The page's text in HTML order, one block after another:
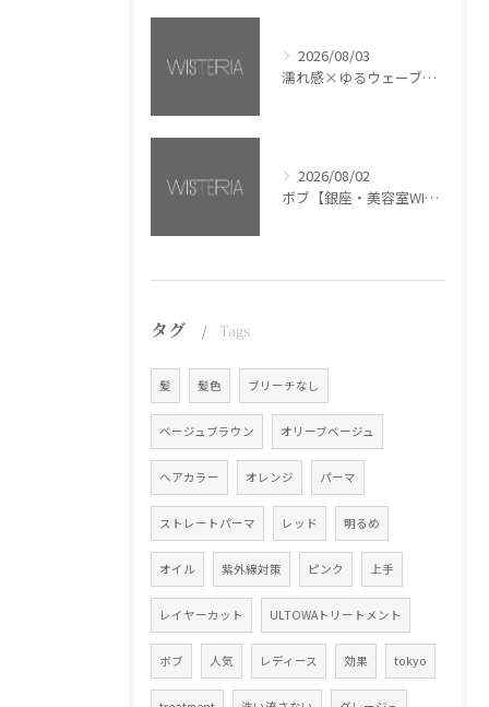
2026/08/03
濡れ感×ゆるウェーブミディアム【銀座・美容室WISTERIA】
2026/08/02
ボブ【銀座・美容室WISTERIA】
タグ Tags
髪 髪色 ブリーチなし
ベージュブラウン オリーブベージュ
ヘアカラー オレンジ パーマ
ストレートパーマ レッド 明るめ
オイル 紫外線対策 ピンク 上手
レイヤーカット ULTOWAトリートメント
ボブ 人気 レディース 効果 tokyo